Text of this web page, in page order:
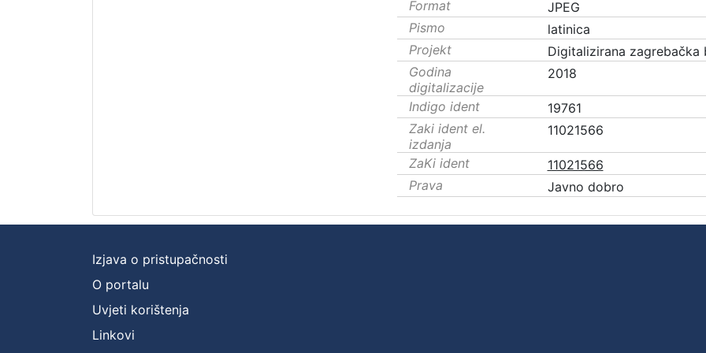
Format
JPEG
Pismo
latinica
Projekt
Digitalizirana zagrebačka
Godina
digitalizacije
2018
Indigo ident
19761
Zaki ident el.
izdanja
11021566
ZaKi ident
11021566
Prava
Javno dobro
Izjava o pristupačnosti
O portalu
Uvjeti korištenja
Linkovi